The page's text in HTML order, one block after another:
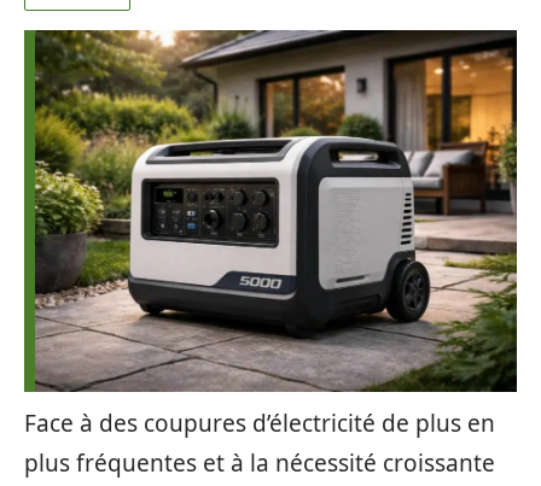
Face à des coupures d’électricité de plus en
plus fréquentes et à la nécessité croissante